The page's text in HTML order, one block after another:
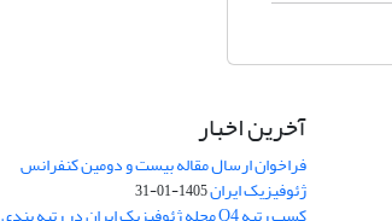
آخرین اخبار
فراخوان ارسال مقاله بیست و دومین کنفرانس
ژئوفیزیک ایران1405-01-31